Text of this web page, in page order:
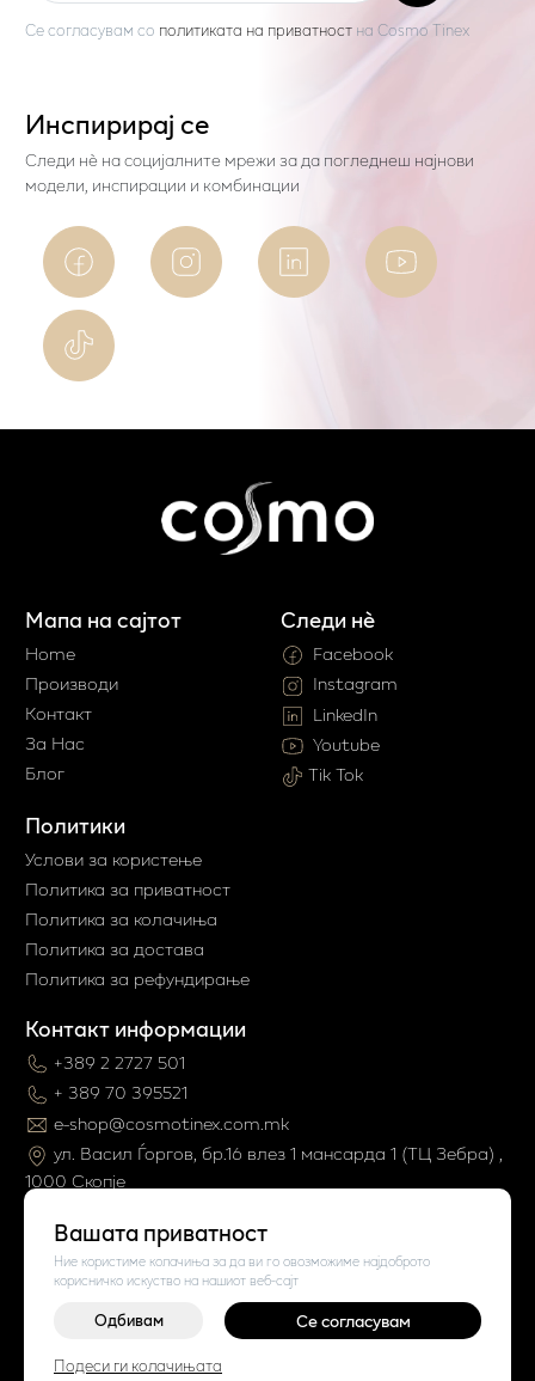
Вашата приватност
Ние користиме колачиња за да ви го овозможиме најдоброто
корисничко искуство на нашиот веб-сајт
Одбивам Се согласувам
Подеси ги колачињата
Се согласувам со политиката на приватност на Cosmo Tinex
Инспирирај се
Следи нѐ на социјалните мрежи за да погледнеш најнови
модели, инспирации и комбинации
Мапа на сајтот
Home
Производи
Контакт
За Нас
Блог
Политики
Услови за користење
Политика за приватност
Политика за колачиња
Политика за достава
Политика за рефундирање
Контакт информации
+389 2 2727 501
+ 389 70 395521
e-shop@cosmotinex.com.mk
ул. Васил Ѓоргов, бр.16 влез 1 мaнсарда 1 (ТЦ Зебра) ,
1000 Скопје
Следи нè
Facebook
Instagram
LinkedIn
Youtube
Tik Tok
©2026Vendor x